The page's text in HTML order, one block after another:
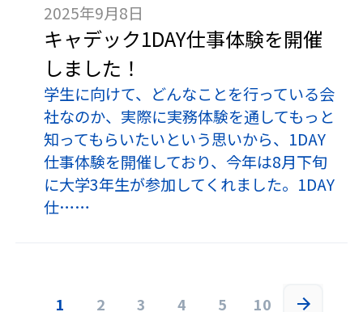
2025年9月8日
キャデック1DAY仕事体験を開催
しました！
学生に向けて、どんなことを行っている会
社なのか、実際に実務体験を通してもっと
知ってもらいたいという思いから、1DAY
仕事体験を開催しており、今年は8月下旬
に大学3年生が参加してくれました。1DAY
仕……
1 2 3 4 5 10